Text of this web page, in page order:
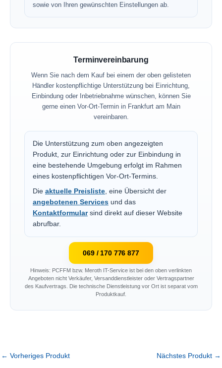
sowie von Ihren gewünschten Einstellungen ab.
Terminvereinbarung
Wenn Sie nach dem Kauf bei einem der oben gelisteten
Händler kostenpflichtige Unterstützung bei Einrichtung,
Einbindung oder Inbetriebnahme wünschen, können Sie
gerne einen Vor-Ort-Termin in Frankfurt am Main
vereinbaren.
Die Unterstützung zum oben angezeigten
Produkt, zur Einrichtung oder zur Einbindung in
eine bestehende Umgebung erfolgt im Rahmen
eines kostenpflichtigen Vor-Ort-Termins.
Die aktuelle Preisliste , eine Übersicht der
angebotenen Services und das
Kontaktformularsind direkt auf dieser Website
abrufbar.
069 / 170 776 877
Hinweis: PCFFM bzw. Meroth IT-Service ist bei den oben verlinkten
Angeboten nicht Verkäufer, Versanddienstleister oder Vertragspartner
des Kaufvertrags. Die technische Dienstleistung vor Ort ist separat vom
Produktkauf.
← Vorheriges Produkt Nächstes Produkt →